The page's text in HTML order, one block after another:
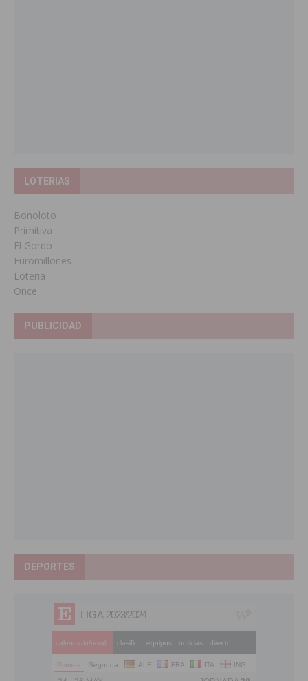
LOTERIAS
Bonoloto
Primitiva
El Gordo
Euromillones
Loteria
Once
PUBLICIDAD
DEPORTES